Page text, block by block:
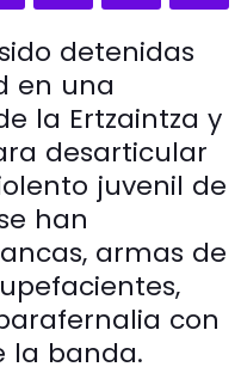
detenidas
en una
la Ertzaintza y
desarticular
juvenil de
han
armas de
con
la banda.